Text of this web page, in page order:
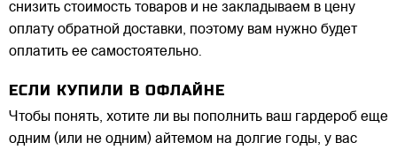
снизить стоимость товаров и не закладываем в цену
оплату обратной доставки, поэтому вам нужно будет
оплатить ее самостоятельно.
ЕСЛИ КУПИЛИ В ОФЛАЙНЕ
Чтобы понять, хотите ли вы пополнить ваш гардероб еще
одним (или не одним) айтемом на долгие годы, у вас